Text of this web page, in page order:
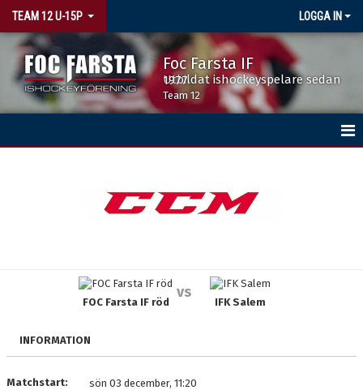
TEAM 12 U-15P LOGGA IN
Foc Farsta IF
Utbildat ishockeyspelare sedan 1977
Team 12
FOC Farsta IF röd
vs
IFK Salem
INFORMATION
Matchstart:
sön 03 december, 11:20